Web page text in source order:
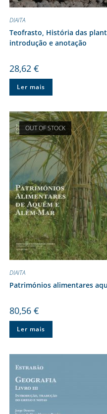
DIAITA
Teofrasto, História das
introdução e anotação
28,62 €
Ler mais
OUT OF STOCK
DIAITA
Patrimónios alimentares
80,56 €
Ler mais